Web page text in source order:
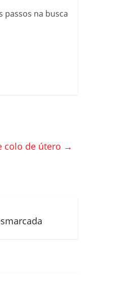
passos na busca
colo de útero →